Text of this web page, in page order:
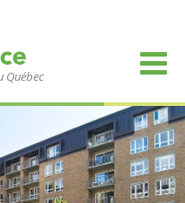
Québec